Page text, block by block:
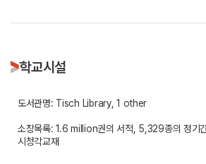
학교시설
도서관명: Tisch Library, 1 other
소장목록: 1.6 million권의 서적, 5,329종의 정기
시청각교재